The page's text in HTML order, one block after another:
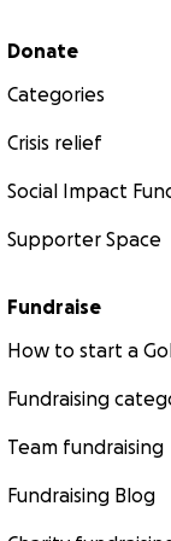
Secondary menu
Donate
Categories
Crisis relief
Social Impact
Supporter Space
Fundraise
How to start a
Fundraising
Team fundraising
Fundraising Blog